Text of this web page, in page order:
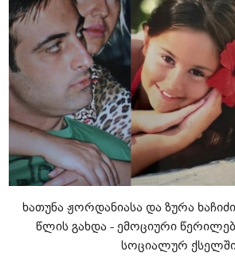
ხათუნა ჟორდანიასა და ზურა
წლის გახდა - ემოციური
სოციალურ